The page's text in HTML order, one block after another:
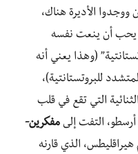
ووجدوا الأديرة هناك،
يحب أن ينعت نفسه
(وهذا يعني أنه
للبروتستانتية)،
التي تقع في قلب
التفت إلى مفكرين-
الذي قارنه